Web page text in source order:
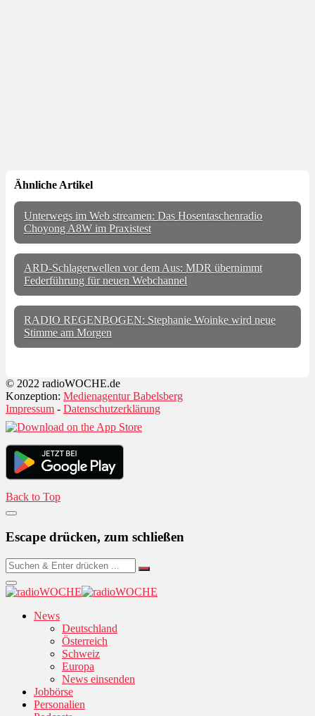
Ähnliche Artikel
Unterwegs im Web streamen: Das Hosentaschenradio
Choyong A8W im Praxistest
ARD-Schlagerwellen vor dem Aus: MDR übernimmt
Federführung für neuen Webchannel
RADIO REGENBOGEN: Stephanie Woinke wird neue
Stimme am Morgen
© 2022 radioWOCHE.de
Konzeption: Medienagentur Babelsberg
Impressum - Datenschutzerklärung
Back to Top
Escape drücken, zum schließen
News
Deutschland
Österreich
Schweiz
Europa
News einsenden
Jobbörse
Personalien